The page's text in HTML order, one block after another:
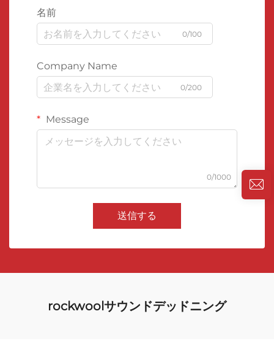
名前
0/100
Company Name
0/200
Message
0/1000
送信する
rockwoolサウンドデッドニング